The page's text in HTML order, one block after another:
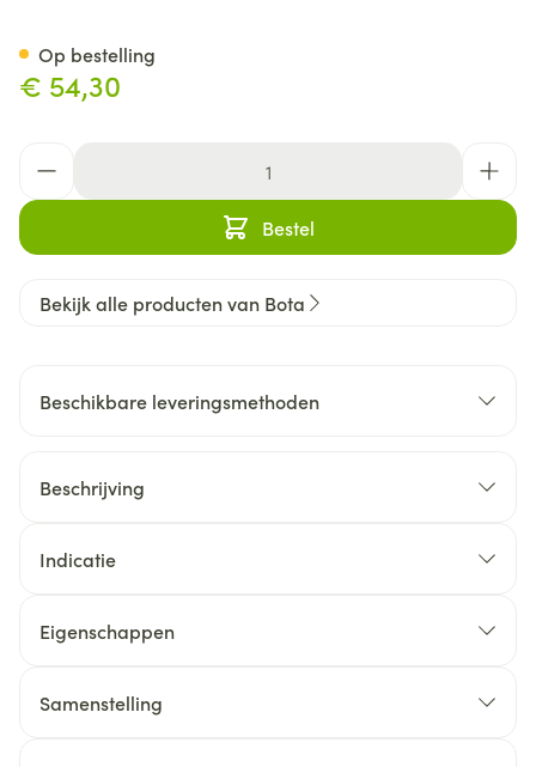
€ 54,30
Bestel
Op bestelling
Bekijk alle producten van Bota
Beschikbare leveringsmethoden
Beschrijving
Indicatie
Eigenschappen
Samenstelling